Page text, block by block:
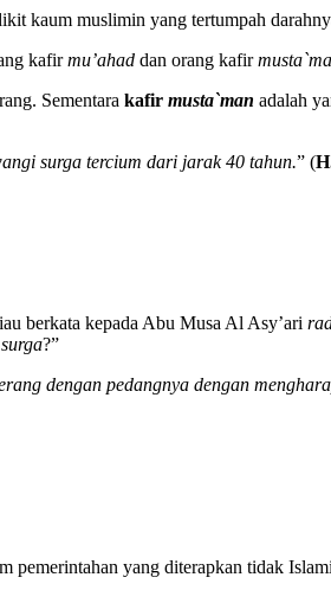
kaum muslimin yang tertumpah
kafirmu’ahad dan orang kafirmusta`
Sementara kafir musta`man adalah
surga tercium dari jarak 40 tahun.” (
berkata kepada Abu Musa Al Asy’ari
?”
dengan pedangnya dengan
pemerintahan yang diterapkan tidak